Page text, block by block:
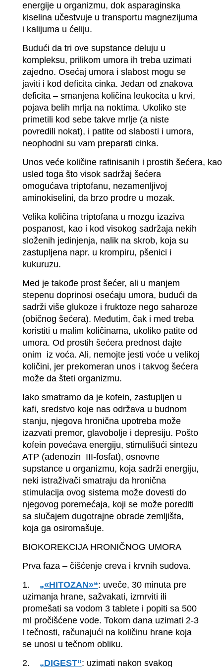
energije u organizmu, dok asparaginska
kiselina učestvuje u transportu magnezijuma
i kalijuma u ćeliju.
Budući da tri ove supstance deluju u
kompleksu, prilikom umora ih treba uzimati
zajedno. Osećaj umora i slabost mogu se
javiti i kod deficita cinka. Jedan od znakova
deficita – smanjena količina leukocita u krvi,
pojava belih mrlja na noktima. Ukoliko ste
primetili kod sebe takve mrlje (a niste
povredili nokat), i patite od slabosti i umora,
neophodni su vam preparati cinka.
Unos veće količine rafinisanih i prostih šećera,
usled toga što visok sadržaj šećera
omogućava triptofanu, nezamenljivoj
aminokiselini, da brzo prodre u mozak.
Velika količina triptofana u mozgu izaziva
pospanost, kao i kod visokog sadržaja nekih
složenih jedinjenja, nalik na skrob, koja su
zastupljena napr. u krompiru, pšenici i
kukuruzu.
Med je takođe prost šećer, ali u manjem
stepenu doprinosi osećaju umora, budući da
sadrži više glukoze i fruktoze nego saharoze
(običnog šećera). Međutim, čak i med treba
koristiti u malim količinama, ukoliko patite od
umora. Od prostih šećera prednost dajte
onim iz voća. Ali, nemojte jesti voće u velikoj
količini, jer prekomeran unos i takvog šećera
može da šteti organizmu.
Iako smatramo da je kofein, zastupljen u
kafi, sredstvo koje nas održava u budnom
stanju, njegova hronična upotreba može
izazvati premor, glavobolje i depresiju. Pošto
kofein povećava energiju, stimulišući sintezu
ATP (adenozin III-fosfat), osnovne
supstance u organizmu, koja sadrži energiju,
neki istraživači smatraju da hronična
stimulacija ovog sistema može dovesti do
njegovog poremećaja, koji se može porediti
sa slučajem dugotrajne obrade zemljišta,
koja ga osiromašuje.
BIOKOREKCIJA HRONIČNOG UMORA
Prva faza – čišćenje creva i krvnih sudova.
1. „«HITOZAN»“: uveče, 30 minuta pre
uzimanja hrane, sažvakati, izmrviti ili
promešati sa vodom 3 tablete i popiti sa 500
ml pročišćene vode. Tokom dana uzimati 2-3
l tečnosti, računajući na količinu hrane koja
se unosi u tečnom obliku.
2. „DIGEST“: uzimati nakon svakog